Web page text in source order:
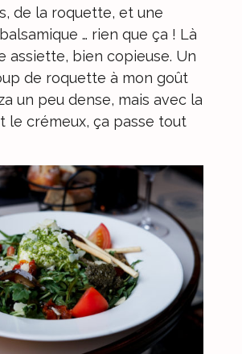
de la roquette, et une
… rien que ça ! Là
assiette, bien copieuse. Un
de roquette à mon goût
un peu dense, mais avec la
le crémeux, ça passe tout